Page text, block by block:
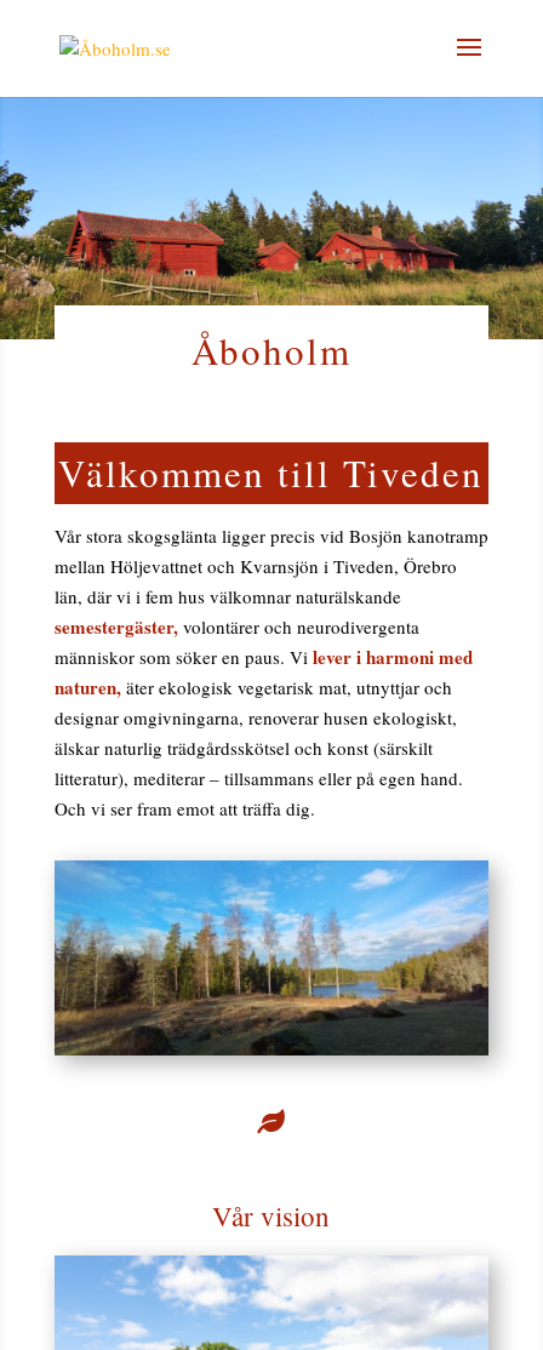
Åboholm
Välkommen till Tiveden
Vår stora skogsglänta ligger precis vid Bosjön kanotramp
mellan Höljevattnet och Kvarnsjön i Tiveden, Örebro
län, där vi i fem hus välkomnar naturälskande
semestergäster, volontärer och neurodivergenta
människor som söker en paus. Vi lever i harmoni med
naturen, äter ekologisk vegetarisk mat, utnyttjar och
designar omgivningarna, renoverar husen ekologiskt,
älskar naturlig trädgårdsskötsel och konst (särskilt
litteratur), mediterar – tillsammans eller på egen hand.
Och vi ser fram emot att träffa dig.

Vår vision